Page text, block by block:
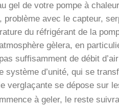
gel de votre pompe à
problème avec le capteur,
du réfrigérant de la
gèlera, en
suffisamment de débit
système d’unité, qui se
verglaçante se dépose sur
à geler, le reste